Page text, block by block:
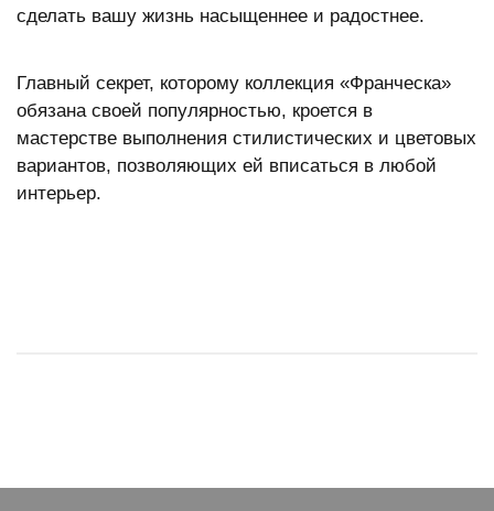
сделать вашу жизнь насыщеннее и радостнее.
Главный секрет, которому коллекция «Франческа»
обязана своей популярностью, кроется в
мастерстве выполнения стилистических и цветовых
вариантов, позволяющих ей вписаться в любой
интерьер.